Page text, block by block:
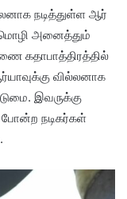
நடித்துள்ள ஆர்
அனைத்தும்
கதாபாத்திரத்தில்
வில்லனாக
இவருக்கு
போன்ற நடிகர்கள்